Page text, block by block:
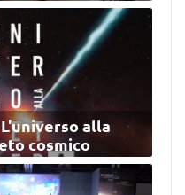
L'universo alla
cosmico